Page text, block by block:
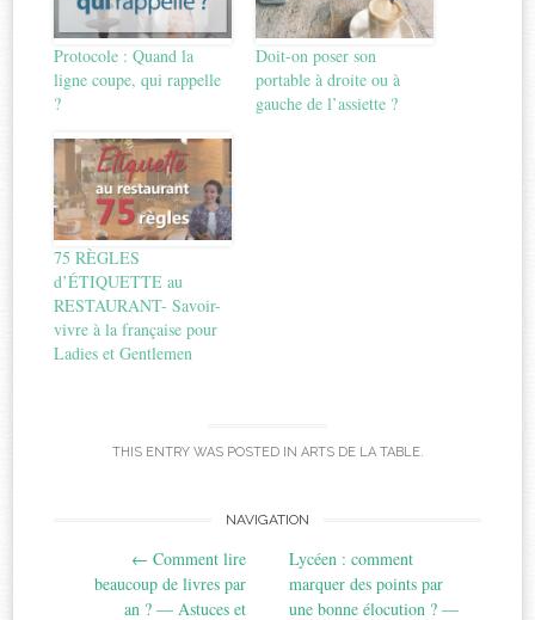
Protocole : Quand la
ligne coupe, qui rappelle
?
Doit-on poser son
portable à droite ou à
gauche de l’assiette ?
75 RÈGLES
d’ÉTIQUETTE au
RESTAURANT- Savoir-
vivre à la française pour
Ladies et Gentlemen
THIS ENTRY WAS POSTED IN ARTS DE LA TABLE.
navigation
NAVIGATION
← Comment lire
beaucoup de livres par
an ? — Astuces et
Lycéen : comment
marquer des points par
une bonne élocution ? —